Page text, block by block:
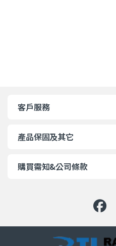
客戶服務
產品保固及其它
購買需知&公司條款